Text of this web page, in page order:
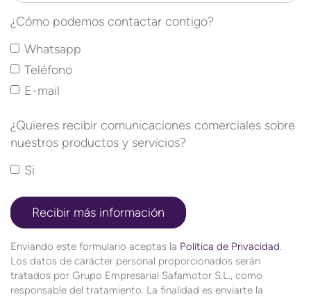
¿Cómo podemos contactar contigo?
Whatsapp
Teléfono
E-mail
¿Quieres recibir comunicaciones comerciales sobre
nuestros productos y servicios?
Si
Enviando este formulario aceptas la Política de Privacidad.
Los datos de carácter personal proporcionados serán
tratados por Grupo Empresarial Safamotor S.L., como
responsable del tratamiento. La finalidad es enviarte la